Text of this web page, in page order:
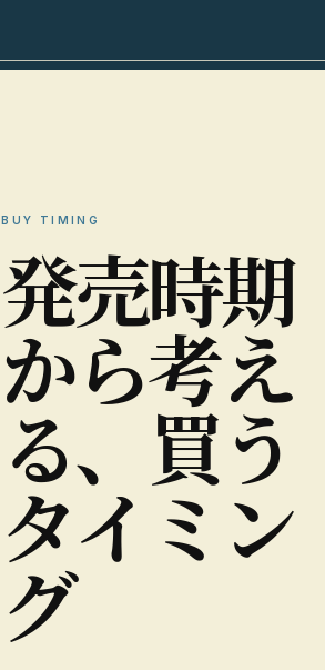
BUY TIMING
発売時期
から考え
る、 買う
タイミン
グ